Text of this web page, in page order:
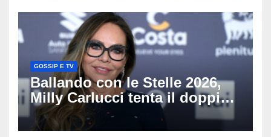
GOSSIP E TV
Ballando con le Stelle 2026,
Milly Carlucci tenta il doppio
colpo: tra i papabili Ornella
Muti e Monica Guerritore